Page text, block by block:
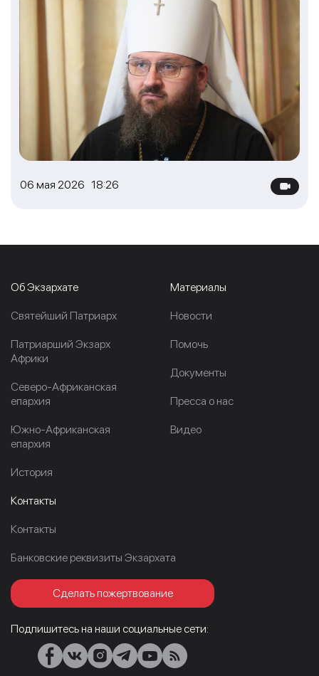
06 мая 2026 18:26
Об Экзархате
Cвятейший Патриарх
Патриарший Экзарх
Африки
Северо-Африканская
епархия
Южно-Африканская
епархия
История
Материалы
Новости
Помочь
Документы
Пресса о нас
Видео
Контакты
Контакты
Банковские реквизиты Экзархата
Сделать пожертвование
Подпишитесь на наши социальные сети: